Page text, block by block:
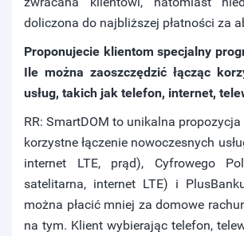
doliczona do najbliższej płatności za
Proponujecie klientom specjalny
Ile można zaoszczędzić łącząc
usług, takich jak telefon, internet,
RR: SmartDOM to unikalna
korzystne łączenie nowoczesnych
internet LTE, prąd), Cyfrowego
satelitarna, internet LTE) i
można płacić mniej za domowe
na tym. Klient wybierając telefon,